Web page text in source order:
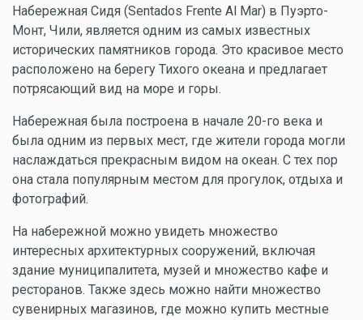
Набережная Сидя (Sentados Frente Al Mar) в Пуэрто-
Монт, Чили, является одним из самых известных
исторических памятников города. Это красивое место
расположено на берегу Тихого океана и предлагает
потрясающий вид на море и горы.
Набережная была построена в начале 20-го века и
была одним из первых мест, где жители города могли
наслаждаться прекрасным видом на океан. С тех пор
она стала популярным местом для прогулок, отдыха и
фотографий.
На набережной можно увидеть множество
интересных архитектурных сооружений, включая
здание муниципалитета, музей и множество кафе и
ресторанов. Также здесь можно найти множество
сувенирных магазинов, где можно купить местные